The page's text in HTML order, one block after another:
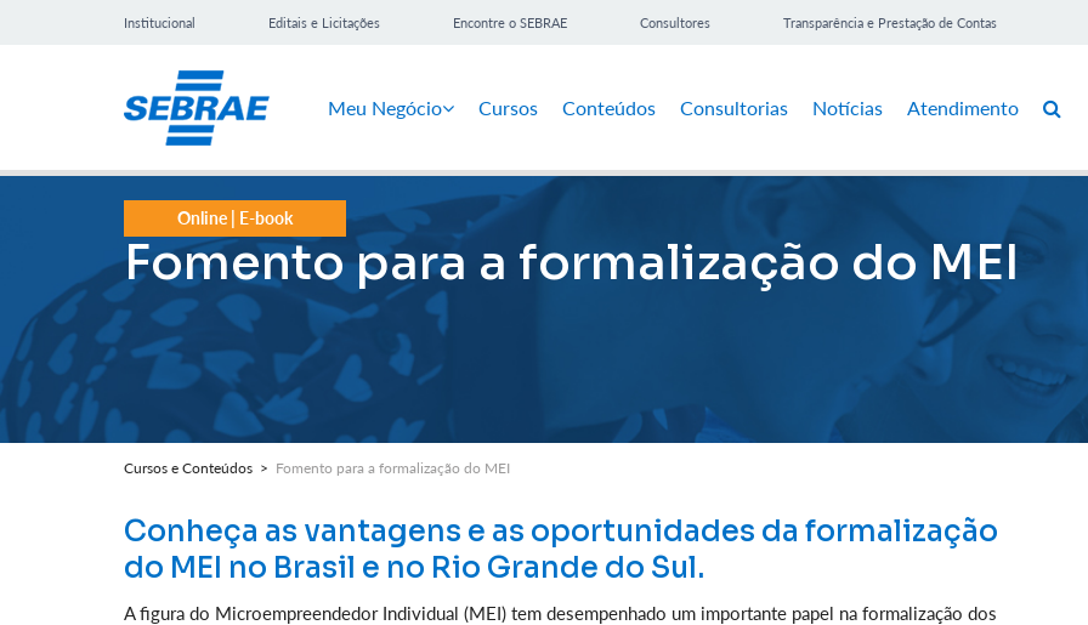
Institucional Editais e Licitações Encontre o SEBRAE Consultores Transparência e Prestação de Contas
Meu Negócio Cursos Conteúdos Consultorias Notícias Atendimento
Online | E-book
Fomento para a formalização do MEI
Cursos e Conteúdos > Fomento para a formalização do MEI
Conheça as vantagens e as oportunidades da formalização
do MEI no Brasil e no Rio Grande do Sul.
A figura do Microempreendedor Individual (MEI) tem desempenhado um importante papel na formalização dos